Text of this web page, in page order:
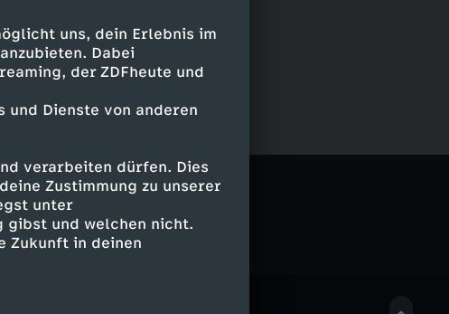
uns, dein Erlebnis im
Dabei
der ZDFheute und
und Dienste von anderen
verarbeiten dürfen. Dies
Zustimmung zu unserer
unter
gibst und welchen nicht.
Zukunft in deinen